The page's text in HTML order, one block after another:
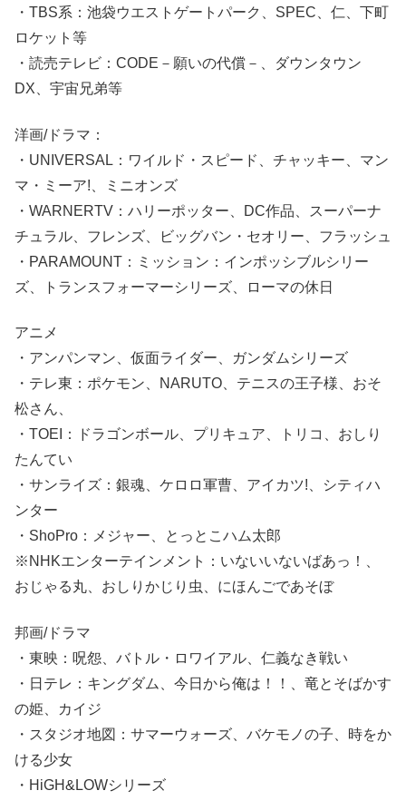
・TBS系：池袋ウエストゲートパーク、SPEC、仁、下町
ロケット等
・読売テレビ：CODE－願いの代償－、ダウンタウン
DX、宇宙兄弟等
洋画/ドラマ：
・UNIVERSAL：ワイルド・スピード、チャッキー、マン
マ・ミーア!、ミニオンズ
・WARNERTV：ハリーポッター、DC作品、スーパーナ
チュラル、フレンズ、ビッグバン・セオリー、フラッシュ
・PARAMOUNT：ミッション：インポッシブルシリー
ズ、トランスフォーマーシリーズ、ローマの休日
アニメ
・アンパンマン、仮面ライダー、ガンダムシリーズ
・テレ東：ポケモン、NARUTO、テニスの王子様、おそ
松さん、
・TOEI：ドラゴンボール、プリキュア、トリコ、おしり
たんてい
・サンライズ：銀魂、ケロロ軍曹、アイカツ!、シティハ
ンター
・ShoPro：メジャー、とっとこハム太郎
※NHKエンターテインメント：いないいないばあっ！、
おじゃる丸、おしりかじり虫、にほんごであそぼ
邦画/ドラマ
・東映：呪怨、バトル・ロワイアル、仁義なき戦い
・日テレ：キングダム、今日から俺は！！、竜とそばかす
の姫、カイジ
・スタジオ地図：サマーウォーズ、バケモノの子、時をか
ける少女
・HiGH&LOWシリーズ